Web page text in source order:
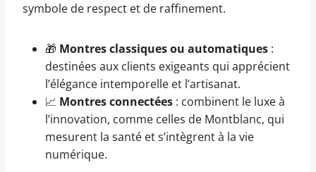
symbole de respect et de raffinement.
🎁 Montres classiques ou automatiques :
destinées aux clients exigeants qui apprécient
l’élégance intemporelle et l’artisanat.
📈 Montres connectées : combinent le luxe à
l’innovation, comme celles de Montblanc, qui
mesurent la santé et s’intègrent à la vie
numérique.